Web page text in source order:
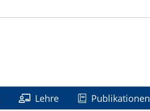
Lehre Publikationen